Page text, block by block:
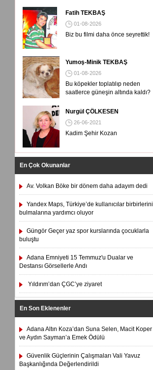
Fatih TEKBAŞ
01-08-2026
Biz bu filmi daha önce seyrettik!
Yumoş-Minik TEKBAŞ
01-08-2026
Bu köpekler toplatılıp neden
saatlerce güneşin altında kaldı?
Nurgül ÇÖLKESEN
26-06-2021
Kadim Şehir Kozan
En Çok Okunanlar
Av. Volkan Böke bir dönem daha adayım dedi
Yandex Maps, Türkiye’de kullanıcılar birbirlerini
bulmalarına yardımcı oluyor
Güngör Geçer yaz spor kurslarında çocuklarla
buluştu
Adana Emniyeti 15 Temmuz'u Dualar ve
Destansı Görsellerle Andı
Yıldırım’dan ÇGC’ye ziyaret
En Son Eklenenler
Adana Altın Koza’dan Suna Selen, Macit Koper
ve Aydın Sayman’a Emek Ödülü
Güvenlik Güçlerinin Çalışmaları Vali Yavuz
Başkanlığında Değerlendirildi